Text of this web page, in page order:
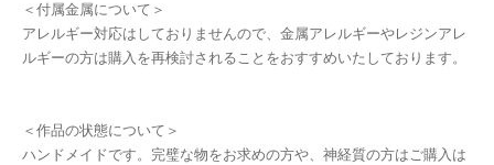
＜付属金属について＞
アレルギー対応はしておりませんので、金属アレルギーやレジンアレ
ルギーの方は購入を再検討されることをおすすめいたしております。
＜作品の状態について＞
ハンドメイドです。完璧な物をお求めの方や、神経質の方はご購入は